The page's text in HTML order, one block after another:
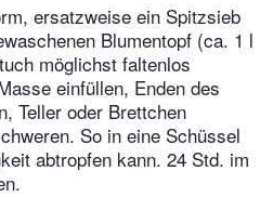
ersatzweise ein Spitzsieb
Blumentopf (ca. 1 l
möglichst faltenlos
einfüllen, Enden des
Teller oder Brettchen
So in eine Schüssel
abtropfen kann. 24 Std. im